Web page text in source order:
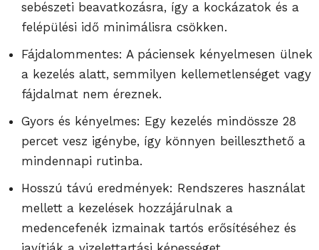
sebészeti beavatkozásra, így a kockázatok és a
felépülési idő minimálisra csökken.
Fájdalommentes: A páciensek kényelmesen ülnek
a kezelés alatt, semmilyen kellemetlenséget vagy
fájdalmat nem éreznek.
Gyors és kényelmes: Egy kezelés mindössze 28
percet vesz igénybe, így könnyen beilleszthető a
mindennapi rutinba.
Hosszú távú eredmények: Rendszeres használat
mellett a kezelések hozzájárulnak a
medencefenék izmainak tartós erősítéséhez és